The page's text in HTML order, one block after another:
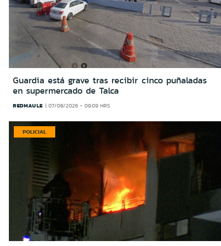
Guardia está grave tras recibir cinco puñaladas
en supermercado de Talca
REDMAULE 07/08/2026 - 09:09 HRS
POLICIAL